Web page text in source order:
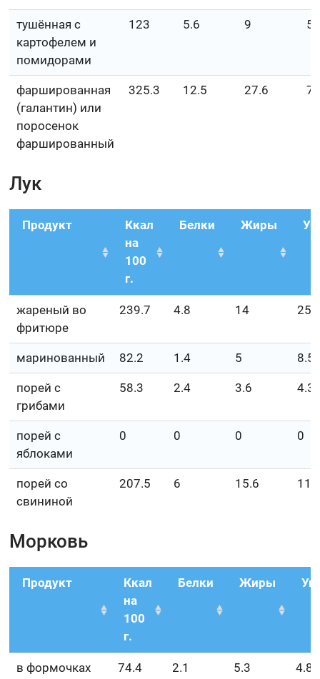
тушённая с
картофелем и
помидорами
123 5.6 9
фаршированная
(галантин) или
поросенок
фаршированный
325.3 12.5 27.6
Лук
Продукт
Ккал
на
100
г.
Белки Жиры
жареный во
фритюре
239.7 4.8 14
маринованный 82.2 1.4 5 8.5
порей с
грибами
58.3 2.4 3.6 4.3
порей с
яблоками
0 0 0 0
порей со
свининой
207.5 6 15.6
Морковь
Продукт
Ккал
на
100
г.
Белки Жиры
в формочках 74.4 2.1 5.3 4.8